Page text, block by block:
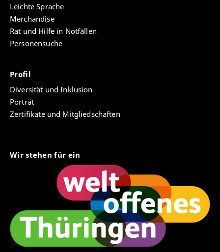
Leichte Sprache
Merchandise
Rat und Hilfe in Notfällen
Personensuche
Profil
Diversität und Inklusion
Porträt
Zertifikate und Mitgliedschaften
Wir stehen für ein